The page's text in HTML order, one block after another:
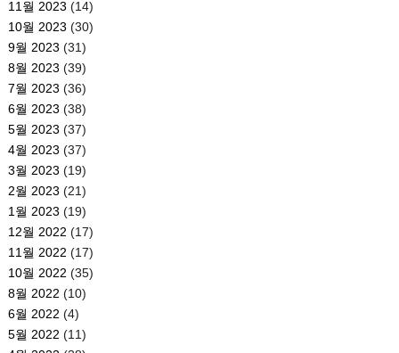
11월 2023 (14)
10월 2023 (30)
9월 2023 (31)
8월 2023 (39)
7월 2023 (36)
6월 2023 (38)
5월 2023 (37)
4월 2023 (37)
3월 2023 (19)
2월 2023 (21)
1월 2023 (19)
12월 2022 (17)
11월 2022 (17)
10월 2022 (35)
8월 2022 (10)
6월 2022 (4)
5월 2022 (11)